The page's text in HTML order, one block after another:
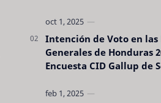
Intención de Voto en las
Generales de Honduras
Encuesta CID Gallup de